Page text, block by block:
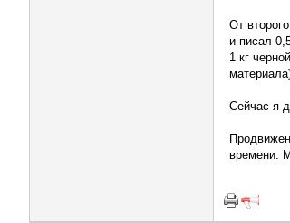
От
и писал
1 кг
Сейчас я
времени.